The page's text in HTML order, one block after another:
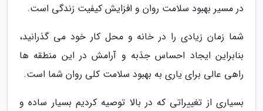
در مسیر بهبود سلامت روان و افزایش کیفیت زندگی است.
شما زمان زیادی را در خانه و محل کار خود می گذرانید،
بنابراین ایجاد احساس جذبه و آرامش در این منطقه ها
راهی عالی برای یاری به بهبود سلامت کلی روان شما است.
بسیاری از تغییراتی که در بالا توصیه کردیم بسیار ساده و